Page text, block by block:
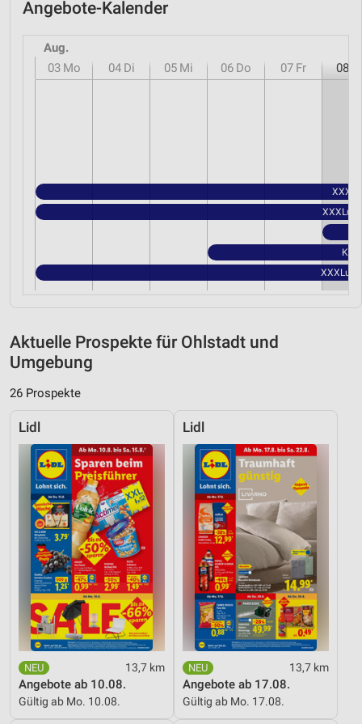
Angebote-Kalender
Aug.
03 Mo 04 Di 05 Mi 06 Do 07 Fr 08
XXXLutz
XXXLutz
Aktuelle Prospekte für Ohlstadt und
Umgebung
26 Prospekte
Lidl
13,7 km
Angebote ab 10.08.
Gültig ab Mo. 10.08.
Lidl
13,7 km
Angebote ab 17.08.
Gültig ab Mo. 17.08.